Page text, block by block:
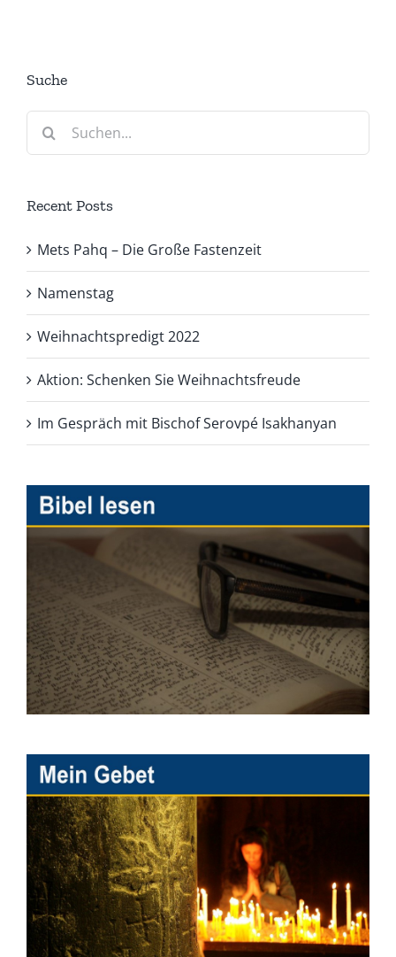
Suche
Suche
nach:
Recent Posts
Mets Pahq – Die Große Fastenzeit
Namenstag
Weihnachtspredigt 2022
Aktion: Schenken Sie Weihnachtsfreude
Im Gespräch mit Bischof Serovpé Isakhanyan